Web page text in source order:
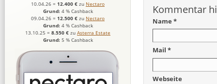
Kommentar
Name *
Mail *
Webseite
10.04.26 = 12.400 € zu Nectaro
Grund: 4 % Cashback
09.04.26 = 12.500 € zu Nectaro
Grund: 4 % Cashback
13.10.25 = 8.550 € zu Asterra Estate
Grund: 5 % Cashback